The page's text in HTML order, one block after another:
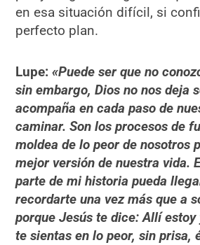
en esa situación difícil, si
perfecto plan.
Lupe: «Puede ser que no
sin embargo, Dios no nos deja
acompaña en cada paso de
caminar. Son los procesos de
moldea de lo peor de nosotros
mejor versión de nuestra vida.
parte de mi historia pueda
recordarte una vez más que a
porque Jesús te dice: Allí estoy
te sientas en lo peor, sin prisa,